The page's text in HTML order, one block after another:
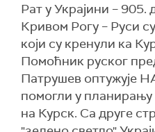
Рат у Украјини –
Кривом Рогу – Руси
који су кренули ка
Помоћник руског
Патрушев оптужује
помогли у планирању
на Курск. Са друге